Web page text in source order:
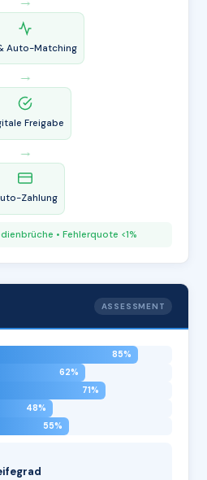
Auto-Matching
→
Freigabe
→
Zahlung
• Fehlerquote <1%
ASSESSMENT
85%
62%
71%
48%
55%